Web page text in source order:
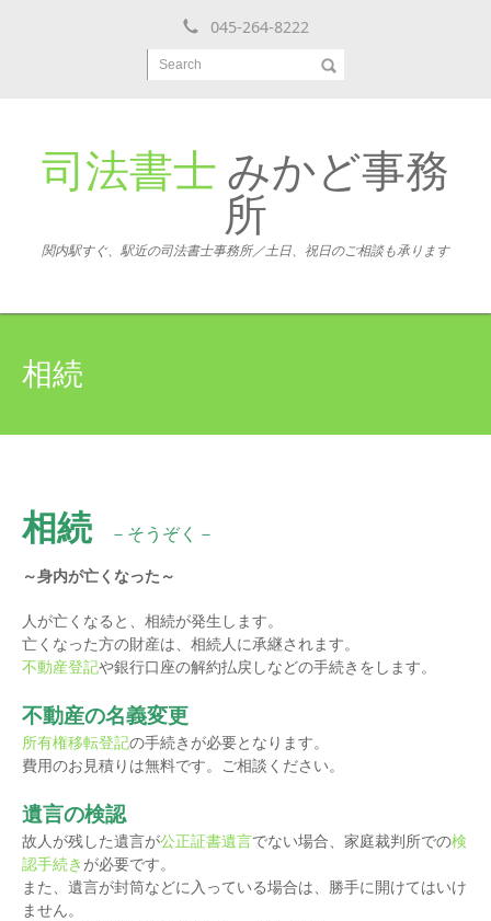
045-264-8222
Search
司法書士 みかど事務
所
関内駅すぐ、駅近の司法書士事務所／土日、祝日のご相談も承ります
相続
相続－そうぞく－
～身内が亡くなった～
人が亡くなると、相続が発生します。
亡くなった方の財産は、相続人に承継されます。
不動産登記や銀行口座の解約払戻しなどの手続きをします。
不動産の名義変更
所有権移転登記の手続きが必要となります。
費用のお見積りは無料です。ご相談ください。
遺言の検認
故人が残した遺言が公正証書遺言でない場合、家庭裁判所での検
認手続き が必要です。
また、遺言が封筒などに入っている場合は、勝手に開けてはいけ
ません。